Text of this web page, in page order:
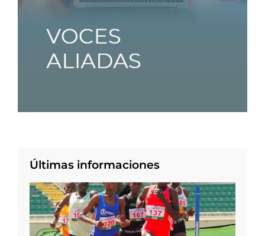
Últimas informaciones